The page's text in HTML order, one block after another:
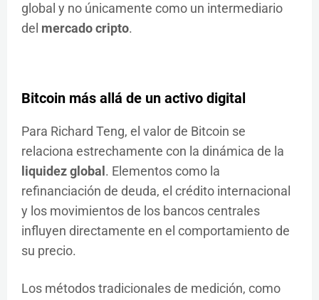
global y no únicamente como un intermediario
del mercado cripto.
Bitcoin más allá de un activo digital
Para Richard Teng, el valor de Bitcoin se
relaciona estrechamente con la dinámica de la
liquidez global . Elementos como la
refinanciación de deuda, el crédito internacional
y los movimientos de los bancos centrales
influyen directamente en el comportamiento de
su precio.
Los métodos tradicionales de medición, como